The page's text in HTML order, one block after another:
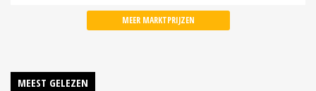
MEER MARKTPRIJZEN
MEEST GELEZEN